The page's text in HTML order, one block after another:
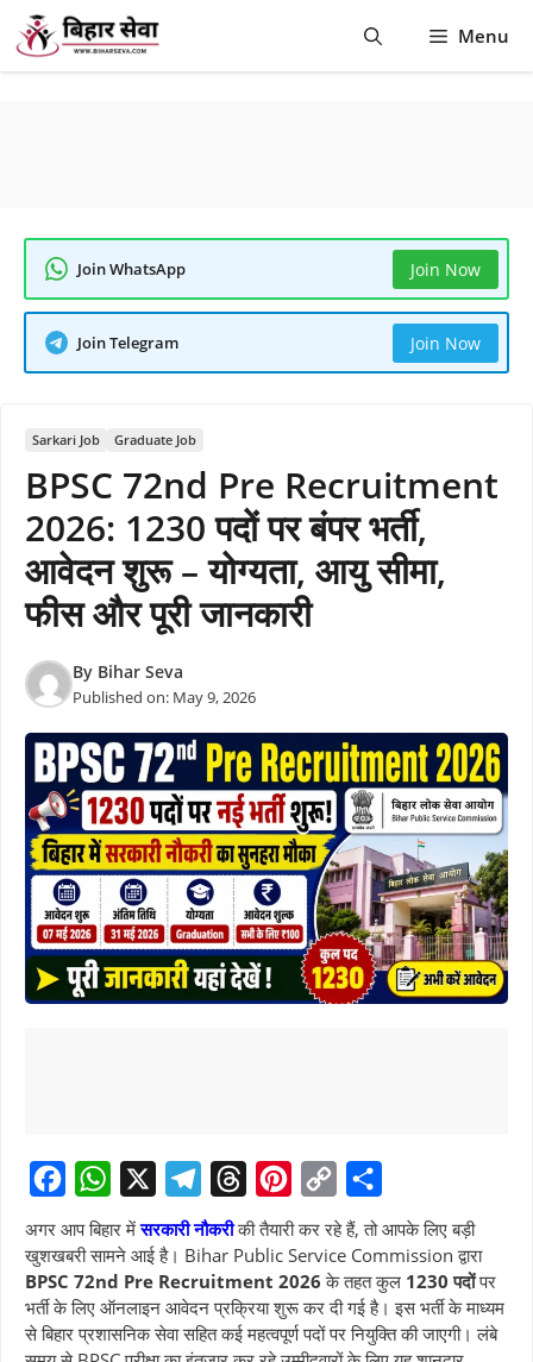
Skip
content
Menu
Join WhatsApp Join Now
Join Telegram Join Now
Sarkari Job Graduate Job
BPSC 72nd Pre Recruitment
2026: 1230 पदों पर बंपर भर्ती,
आवेदन शुरू – योग्यता, आयु सीमा,
फीस और पूरी जानकारी
By Bihar Seva
Published on: May 9, 2026
a
c
e
W
h
a
t
X
e
l
e
h
r
e
P
i
n
o
p
y
S
h
a
r
अगर आप बिहार मेंसरकारी नौकरीकी तैयारी कर रहे हैं, तो आपके लिए बड़ी
खुशखबरी सामने आई है। Bihar Public Service Commission द्वारा
BPSC 72nd Pre Recruitment 2026 के तहत कुल 1230 पदोंपर
भर्ती के लिए ऑनलाइन आवेदन प्रक्रिया शुरू कर दी गई है। इस भर्ती के माध्यम
से बिहार प्रशासनिक सेवा सहित कई महत्वपूर्ण पदों पर नियुक्ति की जाएगी। लंबे